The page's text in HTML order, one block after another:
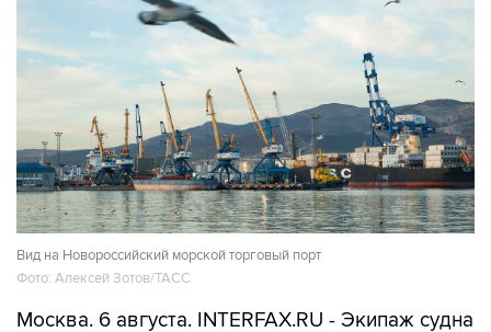
Вид на Новороссийский морской торговый порт
Фото: Алексей Зотов/ТАСС
Москва. 6 августа. INTERFAX.RU - Экипаж судна